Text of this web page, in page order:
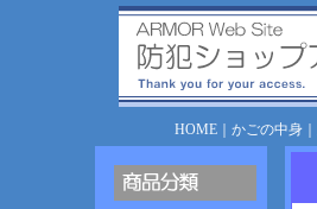
HOME｜ かごの中身｜